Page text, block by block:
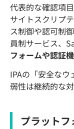
代表的な確認項
サイトスクリプ
ス制御や認可制
員制サービス、
フォームや認証
IPAの「安全な
弱性は継続的な
プラット